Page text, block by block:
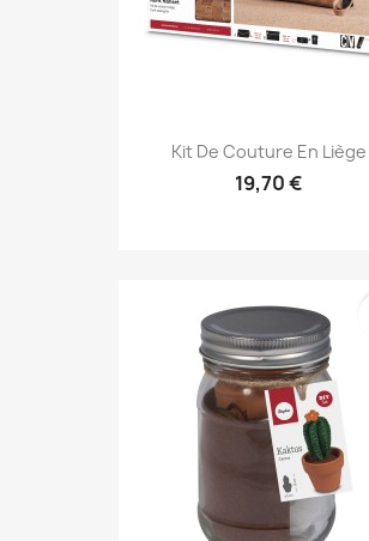
Kit De Couture En Liège
19,70 €